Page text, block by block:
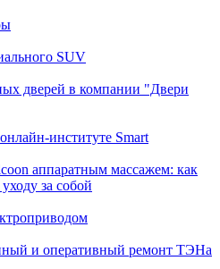
SUV
дверей в компании "Двери
институте Smart
аппаратным массажем: как
за собой
и оперативный ремонт ТЭНа